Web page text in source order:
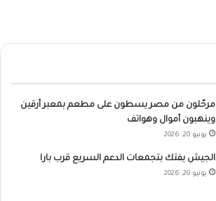
مرحّلون من مصر يسطون على مطعم بمعبر أرقين
وينهبون أموال وهواتف
يونيو 20, 2026
الجيش يفتك بتجمعات الدعم السريع قرب بارا
يونيو 20, 2026